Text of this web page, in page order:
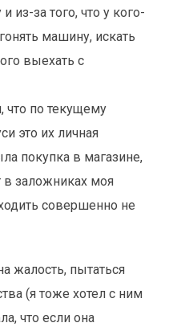
из-за того, что у кого-
машину, искать
выехать с
что по текущему
это их личная
покупка в магазине,
заложниках моя
совершенно не
жалость, пытаться
(я тоже хотел с ним
что если она